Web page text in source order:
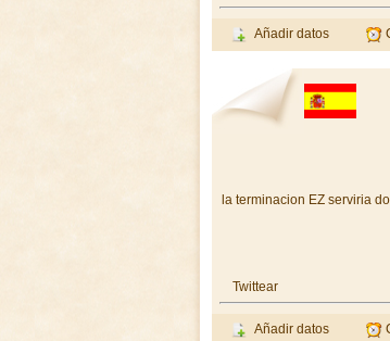
Añadir datos
la terminacion EZ serviria
Twittear
Añadir datos